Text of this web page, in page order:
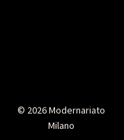
© 2026 Modernariato
Milano